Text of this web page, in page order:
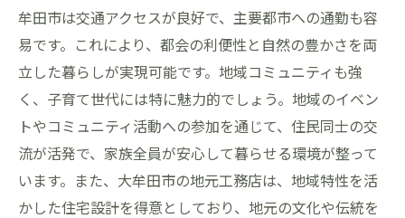
大牟田市ならではの四季を感じる家づくり
地域資源を活用した住宅デザイン
伝統と現代技術の融合した住まいの魅力
地域特性にマッチしたエコ住宅設計
地元文化を反映した家づくりの醍醐味
成功事例に学ぶ大牟田市のマイホーム作りの工
牟田市は交通アクセスが良好で、主要都市への通勤も容
易です。これにより、都会の利便性と自然の豊かさを両
立した暮らしが実現可能です。地域コミュニティも強
く、子育て世代には特に魅力的でしょう。地域のイベン
トやコミュニティ活動への参加を通じて、住民同士の交
流が活発で、家族全員が安心して暮らせる環境が整って
います。また、大牟田市の地元工務店は、地域特性を活
かした住宅設計を得意としており、地元の文化や伝統を